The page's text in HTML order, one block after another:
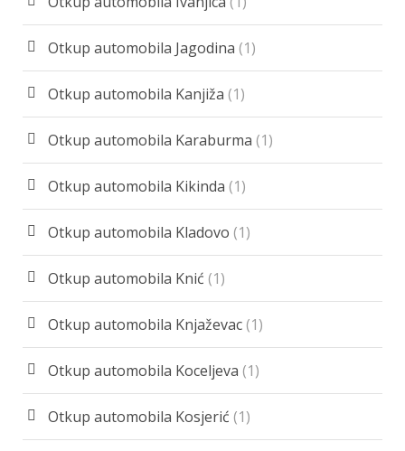
Otkup automobila Jagodina (1)
Otkup automobila Kanjiža (1)
Otkup automobila Karaburma (1)
Otkup automobila Kikinda (1)
Otkup automobila Kladovo (1)
Otkup automobila Knić (1)
Otkup automobila Knjaževac(1)
Otkup automobila Koceljeva (1)
Otkup automobila Kosjerić (1)